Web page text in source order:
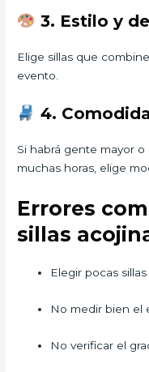
3. Estilo y
Elige sillas que
evento.
4.
Si habrá gente mayor
muchas horas, elige
Errores
sillas
Elegir pocas
No medir bien el
No verificar el